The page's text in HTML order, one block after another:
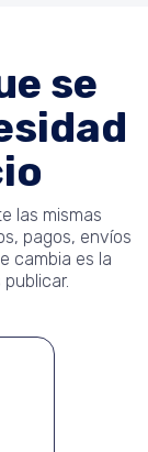
se
las mismas
pagos, envíos
cambia es la